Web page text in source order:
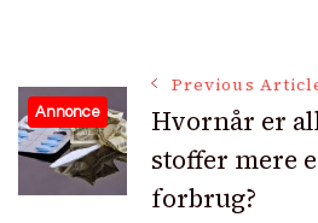
Post
Navigation
Annonce
Previous
Hvornår er
stoffer mere
forbrug?